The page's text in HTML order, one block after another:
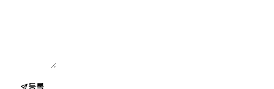
등록